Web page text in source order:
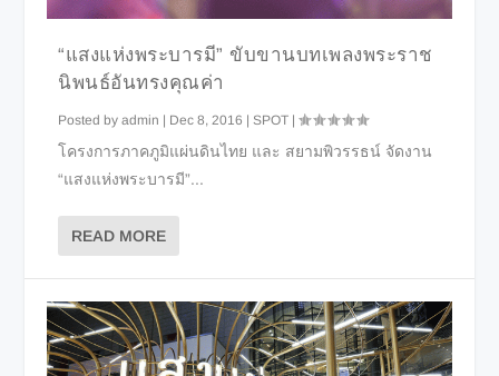
“แสงแห่งพระบารมี” ขับขานบทเพลงพระราช
นิพนธ์อันทรงคุณค่า
Posted byadmin | Dec 8, 2016 |SPOT |
โครงการภาคภูมิแผ่นดินไทย และ สยามพิวรรธน์ จัดงาน
“แสงแห่งพระบารมี”...
READ MORE